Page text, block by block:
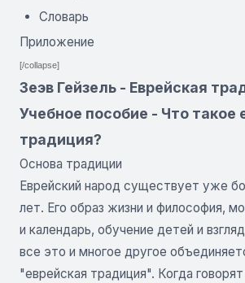
Словарь
Приложение
[/collapse]
Зеэв Гейзель - Еврейская
Учебное пособие - Что такое
традиция?
Основа традиции
Еврейский народ существует уже
лет. Его образ жизни и философия,
и календарь, обучение детей и
все это и многое другое
"еврейская традиция". Когда